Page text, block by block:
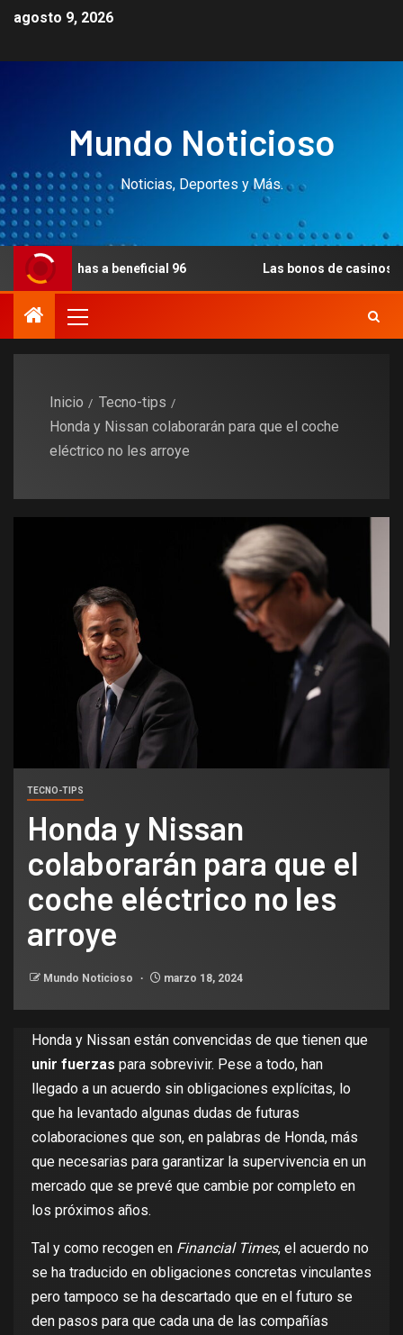
agosto 9, 2026
Mundo Noticioso
Noticias, Deportes y Más.
a beneficial 96 Las bonos de casinos desprovisto
Inicio
Tecno-tips
Honda y Nissan colaborarán para que el coche
eléctrico no les arroye
TECNO-TIPS
Honda y Nissan
colaborarán para que el
coche eléctrico no les
arroye
Mundo Noticioso marzo 18, 2024
Honda y Nissan están convencidas de que tienen que
unir fuerzas para sobrevivir. Pese a todo, han
llegado a un acuerdo sin obligaciones explícitas, lo
que ha levantado algunas dudas de futuras
colaboraciones que son, en palabras de Honda, más
que necesarias para garantizar la supervivencia en un
mercado que se prevé que cambie por completo en
los próximos años.
Tal y como recogen en Financial Times, el acuerdo no
se ha traducido en obligaciones concretas vinculantes
pero tampoco se ha descartado que en el futuro se
den pasos para que cada una de las compañías